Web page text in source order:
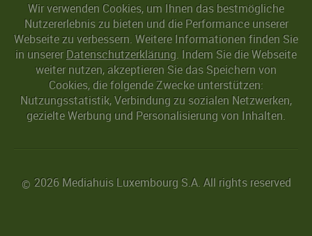
Wir verwenden Cookies, um Ihnen das bestmögliche
Nutzererlebnis zu bieten und die Performance unserer
Webseite zu verbessern. Weitere Informationen finden Sie
in unserer Datenschutzerklärung. Indem Sie die Webseite
weiter nutzen, akzeptieren Sie das Speichern von
Cookies, die folgende Zwecke unterstützen:
Nutzungsstatistik, Verbindung zu sozialen Netzwerken,
gezielte Werbung und Personalisierung von Inhalten.
© 2026 Mediahuis Luxembourg S.A. All rights reserved